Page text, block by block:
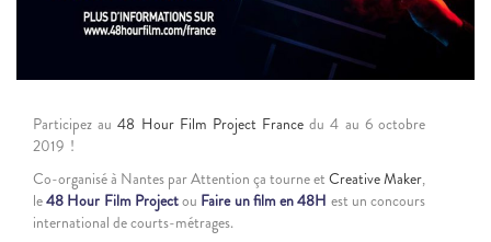
Participez au48 Hour Film Project France du 4 au 6 octobre
2019 !
Co-organisé à Nantes par Attention ça tourne et Creative Maker,
le48 Hour Film Projectou Faire un film en 48H est un concours
international de courts-métrages.